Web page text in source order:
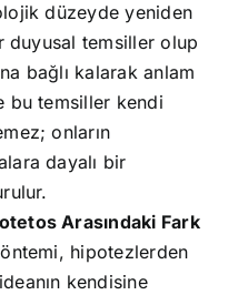
düzeyde yeniden
duyusal temsiller olup
bağlı kalarak anlam
bu temsiller kendi
onların
dayalı bir
Arasındaki Fark
hipotezlerden
kendisine